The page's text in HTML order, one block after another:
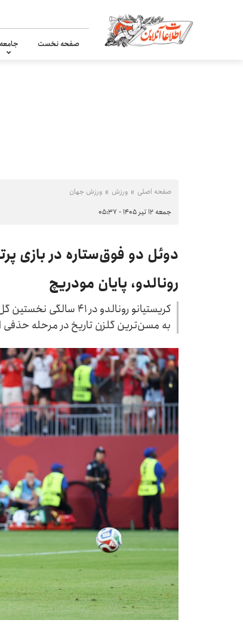
صفحه نخست جامعه
صفحه اصلی ورزش ورزش جهان
جمعه ۱۲ تیر ۱۴۰۵ - ۰۵:۳۷
دوئل دو فوق‌ستاره در بازی
رونالدو، پایان مودریچ
کریستیانو رونالدو در
به مسن‌ترین گلزن تاریخ در مرحله